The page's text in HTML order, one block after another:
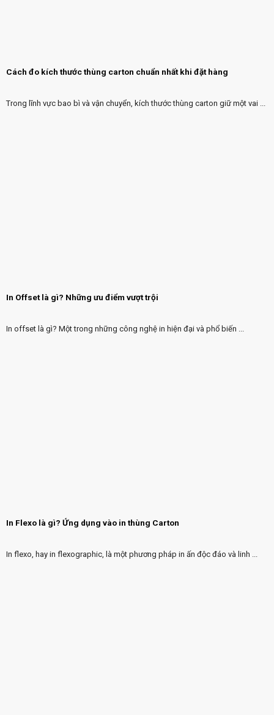
Cách đo kích thước thùng carton chuẩn nhất khi đặt hàng
Trong lĩnh vực bao bì và vận chuyển, kích thước thùng carton giữ một vai ...
In Offset là gì? Những ưu điểm vượt trội
In offset là gì? Một trong những công nghệ in hiện đại và phổ biến ...
In Flexo là gì? Ứng dụng vào in thùng Carton
In flexo, hay in flexographic, là một phương pháp in ấn độc đáo và linh ...